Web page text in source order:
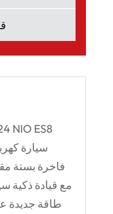
NIO ES8
سيارة
فاخرة بستة
مع قيادة ذكية
طاقة جديدة